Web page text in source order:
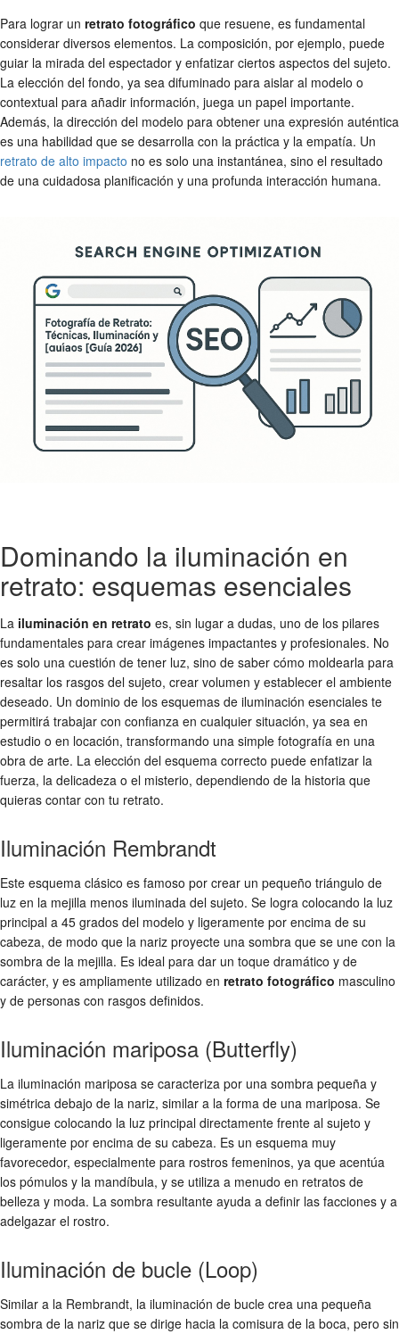
Para lograr un retrato fotográfico que resuene, es fundamental
considerar diversos elementos. La composición, por ejemplo, puede
guiar la mirada del espectador y enfatizar ciertos aspectos del sujeto.
La elección del fondo, ya sea difuminado para aislar al modelo o
contextual para añadir información, juega un papel importante.
Además, la dirección del modelo para obtener una expresión auténtica
es una habilidad que se desarrolla con la práctica y la empatía. Un
retrato de alto impacto no es solo una instantánea, sino el resultado
de una cuidadosa planificación y una profunda interacción humana.
Dominando la iluminación en
retrato: esquemas esenciales
La iluminación en retrato es, sin lugar a dudas, uno de los pilares
fundamentales para crear imágenes impactantes y profesionales. No
es solo una cuestión de tener luz, sino de saber cómo moldearla para
resaltar los rasgos del sujeto, crear volumen y establecer el ambiente
deseado. Un dominio de los esquemas de iluminación esenciales te
permitirá trabajar con confianza en cualquier situación, ya sea en
estudio o en locación, transformando una simple fotografía en una
obra de arte. La elección del esquema correcto puede enfatizar la
fuerza, la delicadeza o el misterio, dependiendo de la historia que
quieras contar con tu retrato.
Iluminación Rembrandt
Este esquema clásico es famoso por crear un pequeño triángulo de
luz en la mejilla menos iluminada del sujeto. Se logra colocando la luz
principal a 45 grados del modelo y ligeramente por encima de su
cabeza, de modo que la nariz proyecte una sombra que se une con la
sombra de la mejilla. Es ideal para dar un toque dramático y de
carácter, y es ampliamente utilizado en retrato fotográfico masculino
y de personas con rasgos definidos.
Iluminación mariposa (Butterfly)
La iluminación mariposa se caracteriza por una sombra pequeña y
simétrica debajo de la nariz, similar a la forma de una mariposa. Se
consigue colocando la luz principal directamente frente al sujeto y
ligeramente por encima de su cabeza. Es un esquema muy
favorecedor, especialmente para rostros femeninos, ya que acentúa
los pómulos y la mandíbula, y se utiliza a menudo en retratos de
belleza y moda. La sombra resultante ayuda a definir las facciones y a
adelgazar el rostro.
Iluminación de bucle (Loop)
Similar a la Rembrandt, la iluminación de bucle crea una pequeña
sombra de la nariz que se dirige hacia la comisura de la boca, pero sin